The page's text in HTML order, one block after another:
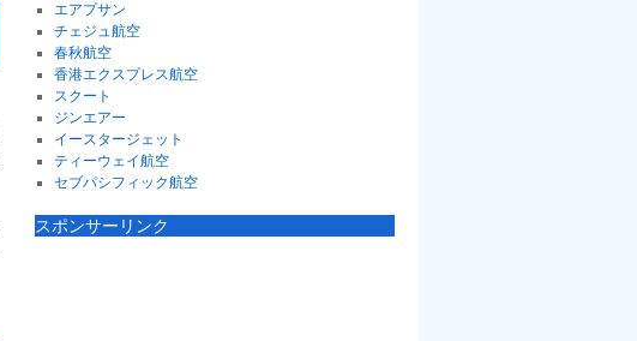
エアプサン
チェジュ航空
春秋航空
香港エクスプレス航空
スクート
ジンエアー
イースタージェット
ティーウェイ航空
セブパシフィック航空
スポンサーリンク